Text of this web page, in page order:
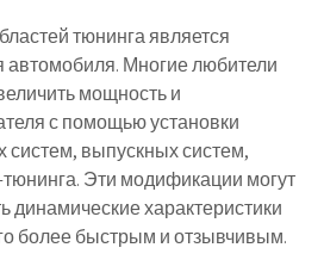
тюнинга является
автомобиля. Многие любители
мощность и
с помощью установки
систем, выпускных систем,
Эти модификации могут
динамические характеристики
более быстрым и отзывчивым.